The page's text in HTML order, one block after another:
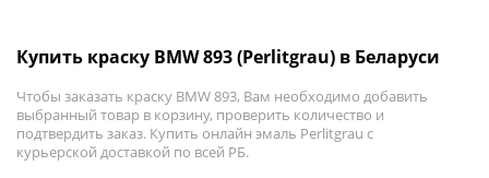
Купить краску BMW 893 (Perlitgrau) в Беларуси
Чтобы заказать краску BMW 893, Вам необходимо добавить
выбранный товар в корзину, проверить количество и
подтвердить заказ. Купить онлайн эмаль Perlitgrau с
курьерской доставкой по всей РБ.